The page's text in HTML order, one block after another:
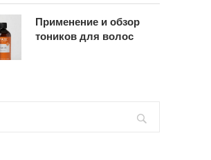
Применение и обзор
тоников для волос